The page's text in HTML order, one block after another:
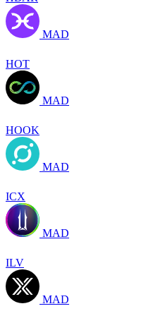
MAD
HOT
MAD
HOOK
MAD
ICX
MAD
ILV
MAD